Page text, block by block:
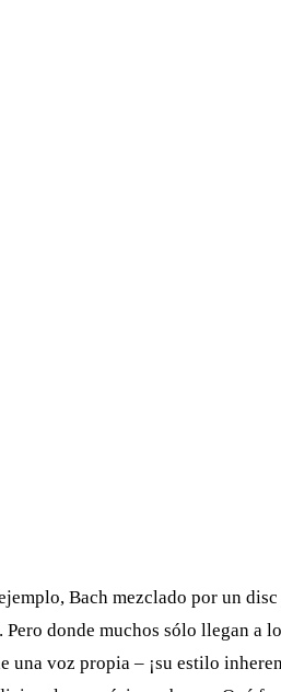
Bach mezclado por un
donde muchos sólo llegan a
una voz propia – ¡su estilo